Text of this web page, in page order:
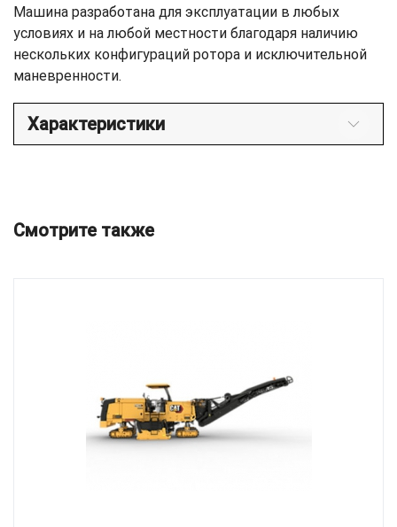
Машина разработана для эксплуатации в любых
условиях и на любой местности благодаря наличию
нескольких конфигураций ротора и исключительной
маневренности.
Характеристики
Смотрите также